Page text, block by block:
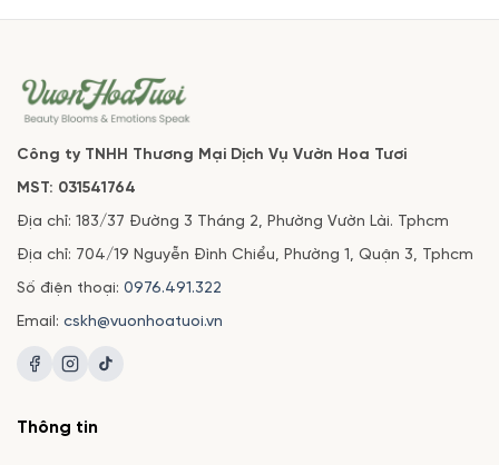
Công ty TNHH Thương Mại Dịch Vụ Vườn Hoa Tươi
MST: 031541764
Địa chỉ: 183/37 Đường 3 Tháng 2, Phường Vườn Lài. Tphcm
Địa chỉ: 704/19 Nguyễn Đình Chiểu, Phường 1, Quận 3, Tphcm
Số điện thoại: 0976.491.322
Email: cskh@vuonhoatuoi.vn
Thông tin